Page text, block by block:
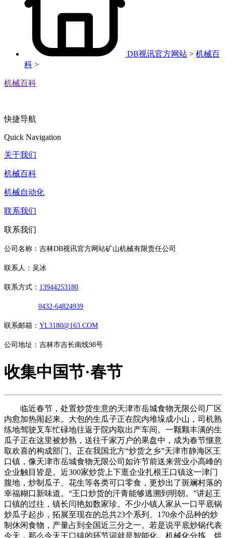
DB视讯官方网站 > 机械百
科 >
机械百科
快捷导航
Quick Navigation
关于我们
机械百科
机械自动化
联系我们
联系我们
公司名称：吉林DB视讯官方网站矿山机械有限责任公司
联系人：吴冰
联系方式： 13944253180
0432-64824939
联系邮箱： YL3180@163.COM
公司地址：吉林市吉长南线98号
收集中国节·春节
临近春节，处置炒货生意的天津市岳城食物无限公司厂区
内愈加热闹起来。大包的生瓜子正在院内堆垛成小山，司机熟
练地驾驶叉车忙碌地往返于院内取出产车间。一颗颗丰满的生
瓜子正在这里被炒熟，送往千家万户的果盘中，成为春节惬意
取欢喜的构成部门。正在我国北方“炒货之乡”天津市静海区王
口镇，像天津市岳城食物无限公司如许节前送来营业小高峰的
企业触目皆是。近300家炒货上下逛企业扎根王口镇这一津门
腹地，炒制瓜子、花生等各类可口零食，更炒出了斑斓村落的
幸福糊口新味道。“王口炒货的汗青能够逃溯到明朝。”讲起王
口镇的过往，镇长闫艳如数家珍。不少小镇人家从一口平底锅
炒瓜子起步，拓展至现在的总共23个系列、170余个品种的炒
制休闲食物，产量占到全国近三分之一。若是说平底炒锅代表
今天，那么今天王口镇的环节词就是智能化。机械化分拣、烘